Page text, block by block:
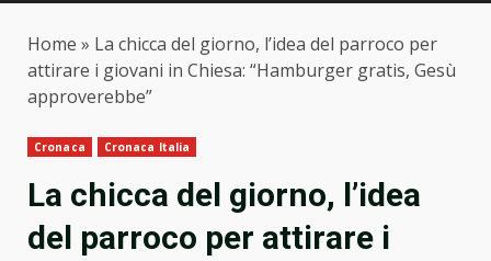
Home » La chicca del giorno, l’idea del parroco per
attirare i giovani in Chiesa: “Hamburger gratis, Gesù
approverebbe”
Cronaca Cronaca Italia
La chicca del giorno, l’idea
del parroco per attirare i